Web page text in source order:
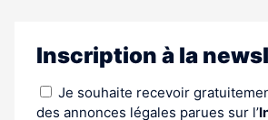
Inscription à la
Je souhaite recevoir
des annonces légales parues sur l’